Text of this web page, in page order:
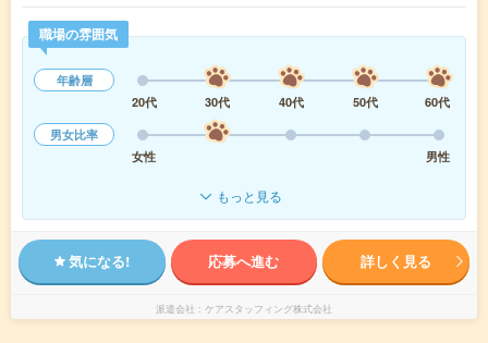
職場の雰囲気
年齢層
20代
30代 40代 50代
60代
男女比率
女性
男性
もっと見る
気になる! 応募へ進む 詳しく見る
派遣会社 ケアスタッフィング株式会社